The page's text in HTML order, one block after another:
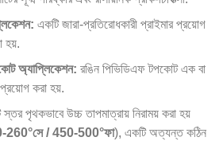
একটি জারা-প্রতিরোধকারী প্রাইমার প্রয়োগ
হয়.
অ্যাপ্লিকেশন: রঙিন পিভিডিএফ টপকোট এক বা
করা হয়.
স্তর পৃথকভাবে উচ্চ তাপমাত্রায় নিরাময় করা হয়
260°সে / 450-500°ফা), একটি অত্যন্ত কঠিন